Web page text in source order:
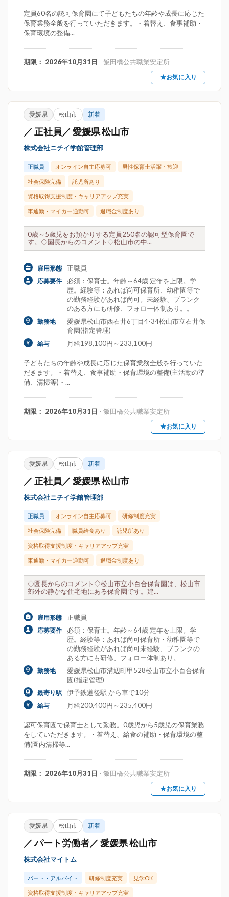
定員60名の認可保育園にて子どもたちの年齢や成長に応じた
保育業務全般を行っていただきます。・着替え、食事補助・
保育環境の整備...
期限： 2026年10月31日 - 飯田橋公共職業安定所
★お気に入り
愛媛県 松山市 新着
／ 正社員／ 愛媛県 松山市
株式会社ニチイ学館管理部
正職員 オンライン自主応募可 男性保育士活躍・歓迎
社会保険完備 託児所あり
資格取得支援制度・キャリアアップ充実
車通勤・マイカー通勤可 退職金制度あり
0歳～5歳児をお預かりする定員250名の認可型保育園で
す。◇園長からのコメント◇松山市の中...
雇用形態 正職員
応募要件
必須：保育士。年齢～64歳 定年を上限。学
歴。経験等：あれば尚可保育所、幼稚園等で
の勤務経験があれば尚可。未経験、ブランク
のある方にも研修、フォロー体制あり。。
勤務地
愛媛県松山市西石井6丁目4-34松山市立石井保
育園(指定管理)
給与 月給198,100円～233,100円
子どもたちの年齢や成長に応じた保育業務全般を行っていた
だきます。・着替え、食事補助・保育環境の整備(主活動の準
備、清掃等)・...
期限： 2026年10月31日 - 飯田橋公共職業安定所
★お気に入り
愛媛県 松山市 新着
／ 正社員／ 愛媛県 松山市
株式会社ニチイ学館管理部
正職員 オンライン自主応募可 研修制度充実
社会保険完備 職員給食あり 託児所あり
資格取得支援制度・キャリアアップ充実
車通勤・マイカー通勤可 退職金制度あり
◇園長からのコメント◇松山市立小百合保育園は、松山市
郊外の静かな住宅地にある保育園です。建...
雇用形態 正職員
応募要件
必須：保育士。年齢～64歳 定年を上限。学
歴。経験等：あれば尚可保育所・幼稚園等で
の勤務経験があれば尚可未経験、ブランクの
ある方にも研修、フォロー体制あり。
勤務地
愛媛県松山市溝辺町甲528松山市立小百合保育
園(指定管理)
最寄り駅 伊予鉄道後駅 から車で10分
給与 月給200,400円～235,400円
認可保育園で保育士として勤務。0歳児から5歳児の保育業務
をしていただきます。・着替え、給食の補助・保育環境の整
備(園内清掃等...
期限： 2026年10月31日 - 飯田橋公共職業安定所
★お気に入り
愛媛県 松山市 新着
／ パート労働者／ 愛媛県 松山市
株式会社マイトム
パート・アルバイト 研修制度充実 見学OK
資格取得支援制度・キャリアアップ充実